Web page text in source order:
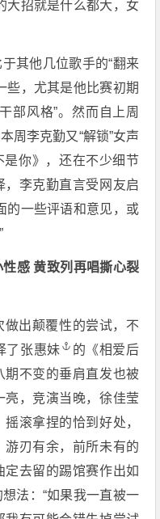
大招就是什么都大，女
他几位歌手的“翻来
些，尤其是他比赛初期
部风格”。然而自上周
周李克勤又“解锁”女声
是你》，还在不少细节
李克勤直言受网友启
的一些评语和意见，或
感 黄致列再唱撕心裂
出颠覆性的尝试，不
了 张惠妹
的《相爱后
期不变的垂肩直发也被
，竞演当晚，徐佳莹
滚拿捏的恰到好处，
刃有余，前所未有的
去留的踢馆赛作出如
法：“如果我一直被一